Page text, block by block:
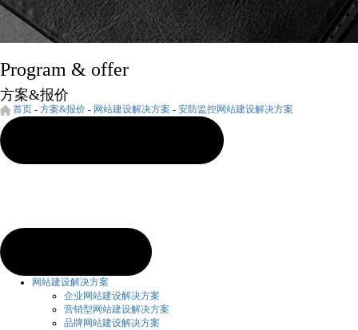
Program & offer
方案&报价
首页 - 方案&报价 - 网站建设解决方案 - 安防监控网站建设解决方案
网站建设解决方案
企业网站建设解决方案
营销型网站建设解决方案
品牌网站建设解决方案